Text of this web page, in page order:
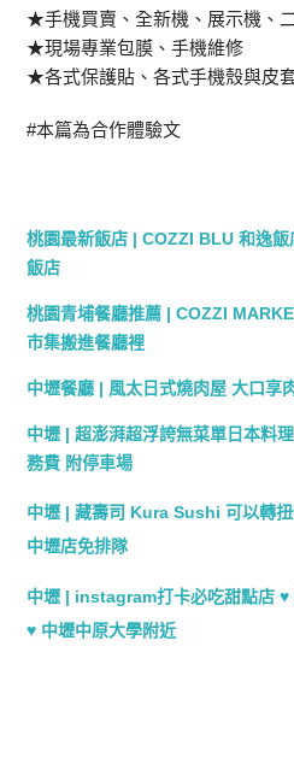
★手機買賣、全新機、展示機、
★現場專業包膜、手機維修
★各式保護貼、各式手機殼與皮
#本篇為合作體驗文
桃園最新飯店 | COZZI BLU 和逸
飯店
桃園青埔餐廳推薦 | COZZI
市集搬進餐廳裡
中壢餐廳 | 風太日式燒肉屋 大口享
中壢 | 超澎湃超浮誇無菜單日本料
務費 附停車場
中壢 | 藏壽司 Kura Sushi 可以轉
中壢店免排隊
中壢 | instagram打卡必吃甜點店 ♥
♥ 中壢中原大學附近